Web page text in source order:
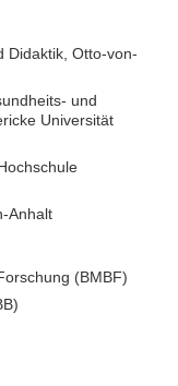
Didaktik, Otto-von-
und
Universität
Anhalt
(BMBF)